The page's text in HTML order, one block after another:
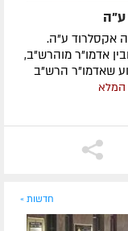
ע"ה
אקסלרוד ע"ה.
אדמו"ר מוהרש"ב,
שאדמו"ר הרש"ב
המלא
חדשות »